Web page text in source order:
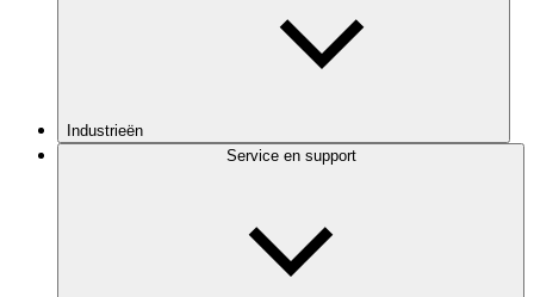
Industrieën
Service en support